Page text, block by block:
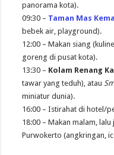
panorama kota).
09:30 – Taman Mas
bebek air, playground).
12:00 – Makan siang
goreng di pusat kota).
13:30 – Kolam Renang
tawar yang teduh), atau
miniatur dunia).
16:00 – Istirahat di hotel/
18:00 – Makan malam,
Purwokerto (angkringan,